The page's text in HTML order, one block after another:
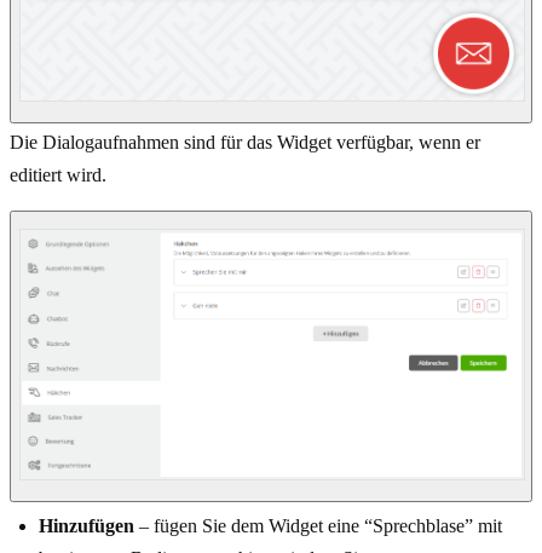
Die Dialogaufnahmen sind für das Widget verfügbar, wenn er
editiert wird.
Hinzufügen – fügen Sie dem Widget eine “Sprechblase” mit